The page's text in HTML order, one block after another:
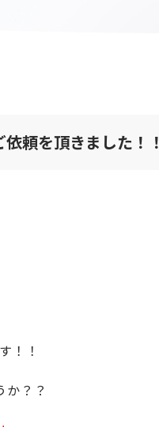
頼を頂きました！！
！！
？？